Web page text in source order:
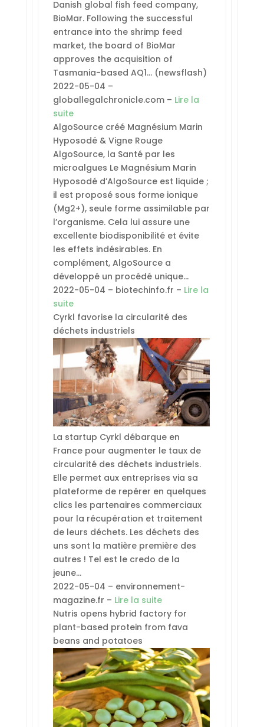
Danish global fish feed company,
BioMar. Following the successful
entrance into the shrimp feed
market, the board of BioMar
approves the acquisition of
Tasmania-based AQ1… (newsflash)
2022-05-04 –
globallegalchronicle.com – Lire la
suite
AlgoSource créé Magnésium Marin
Hyposodé & Vigne Rouge
AlgoSource, la Santé par les
microalgues Le Magnésium Marin
Hyposodé d’AlgoSource est liquide ;
il est proposé sous forme ionique
(Mg2+), seule forme assimilable par
l’organisme. Cela lui assure une
excellente biodisponibilité et évite
les effets indésirables. En
complément, AlgoSource a
développé un procédé unique…
2022-05-04 – biotechinfo.fr – Lire la
suite
Cyrkl favorise la circularité des
déchets industriels
La startup Cyrkl débarque en
France pour augmenter le taux de
circularité des déchets industriels.
Elle permet aux entreprises via sa
plateforme de repérer en quelques
clics les partenaires commerciaux
pour la récupération et traitement
de leurs déchets. Les déchets des
uns sont la matière première des
autres ! Tel est le credo de la
jeune…
2022-05-04 – environnement-
magazine.fr – Lire la suite
Nutris opens hybrid factory for
plant-based protein from fava
beans and potatoes